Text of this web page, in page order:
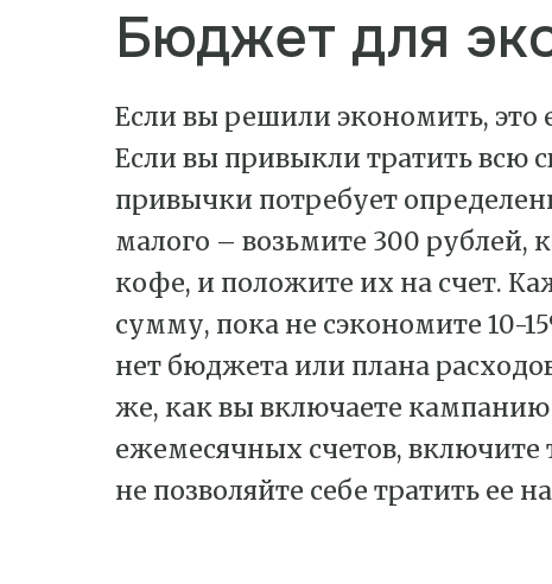
Бюджет для
Если вы решили экономить, это
Если вы привыкли тратить всю
привычки потребует
малого – возьмите 300 рублей,
кофе, и положите их на счет.
сумму, пока не сэкономите 10-
нет бюджета или плана
же, как вы включаете кампанию
ежемесячных счетов,
не позволяйте себе тратить ее